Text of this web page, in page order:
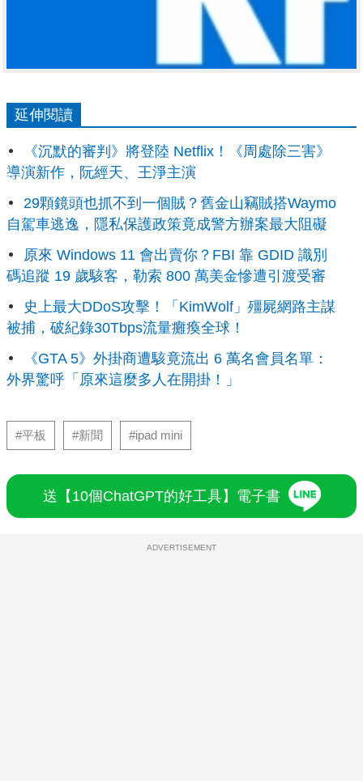
延伸閱讀
《沉默的審判》將登陸 Netflix！《周處除三害》
導演新作，阮經天、王淨主演
29顆鏡頭也抓不到一個賊？舊金山竊賊搭Waymo
自駕車逃逸，隱私保護政策竟成警方辦案最大阻礙
原來 Windows 11 會出賣你？FBI 靠 GDID 識別
碼追蹤 19 歲駭客，勒索 800 萬美金慘遭引渡受審
史上最大DDoS攻擊！「KimWolf」殭屍網路主謀
被捕，破紀錄30Tbps流量癱瘓全球！
《GTA 5》外掛商遭駭竟流出 6 萬名會員名單：
外界驚呼「原來這麼多人在開掛！」
#平板 #新聞 #ipad mini
送【10個ChatGPT的好工具】電子書
ADVERTISEMENT